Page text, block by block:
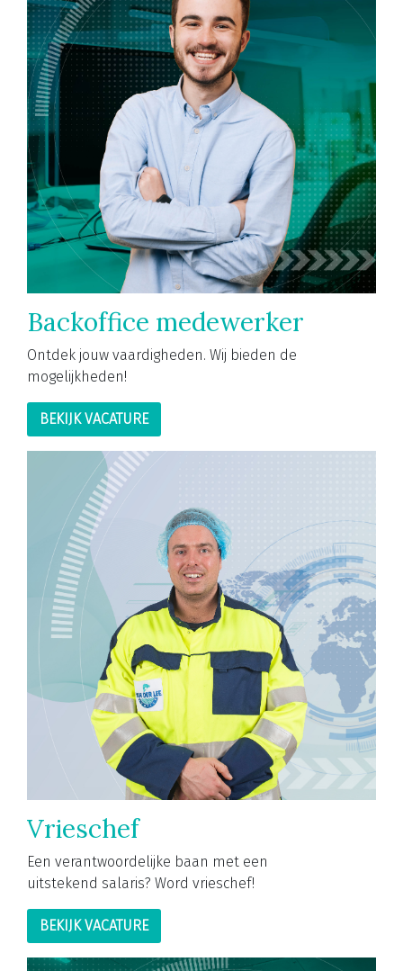
Backoffice medewerker
Ontdek jouw vaardigheden. Wij bieden de
mogelijkheden!
BEKIJK VACATURE
Vrieschef
Een verantwoordelijke baan met een
uitstekend salaris? Word vrieschef!
BEKIJK VACATURE